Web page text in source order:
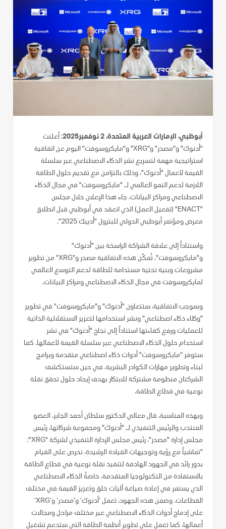
أبوظبي، الإمارات العربية المتحدة، 2 نوفمبر 2025: أعلنت
"أدنوك" و"مصدر" و"XRG" و"مايكروسوفت" اليوم عن اتفاقية
استراتيجية مهمة لتسريع نشر الذكاء الاصطناعي عبر سلسلة
القيمة لأعمال "أدنوك"، وذلك بالتزامن مع تقديم حلول الطاقة
اللازمة لدعم النمو العالمي لـ "مايكروسوفت" في مجال الذكاء
الاصطناعي ومراكز البيانات. جاء هذا الإعلان خلال مجلس
"ENACT" (تفعيل العمل) الذي انعقد في أبوظبي قبل انطلاق
معرض ومؤتمر أبوظبي الدولي للبترول "أديبك 2025".
واستناداً إلى علاقة الشراكة الراسخة بين "أدنوك"
و"مايكروسوفت"، تُمكّن هذه الاتفاقية مصدر و"XRG" من تطوير
مشروعات وبنية تحتية مستدامة للطاقة لدعم التوسع العالمي
لمايكروسوفت في مجال الذكاء الاصطناعي ومراكز البيانات.
وبموجب الاتفاقية، ستتعاون "أدنوك" و"مايكروسوفت" في تطوير
"وكلاء ذكاء اصطناعي" ونشر استخدامها لتعزيز الاستقلالية الذاتية
للعمليات ورفع كفاءتها استناداً إلى نجاح "أدنوك" في نشر
استخدام حلول الذكاء الاصطناعي عبر سلسلة القيمة لأعمالها. كما
ستوفر "مايكروسوفت" أدوات ذكاء اصطناعي متقدمة وبرامج
لبناء وتطوير مهارات الكوادر البشرية، في حين ستستكشف
الشركتان منظومة مشتركة للابتكار بهدف إيجاد حلول تحقق نقلة
نوعية في قطاع الطاقة.
وبهذه المناسبة، قال معالي الدكتور سلطان أحمد الجابر، العضو
المنتدب والرئيس التنفيذي لـ "أدنوك" ومجموعة شركاتها، رئيس
مجلس إدارة "مصدر"، رئيس مجلس الإدارة التنفيذي لشركة "XRG":
"تماشياً مع رؤية وتوجيهات القيادة الرشيدة، نحرص على القيام
بدور رائد في الجهود الهادفة لتنفيذ نقلة نوعية في قطاع الطاقة
بالاستفادة من التكنولوجيا المتقدمة، خاصةً الذكاء الاصطناعي
الذي يستمر في إعادة صياغة آليات خلق وتعزيز القيمة في مختلف
القطاعات. وضمن هذه الجهود، تعمل ’أدنوك‘ و’مصدر‘ و’XRG‘
على إدماج أدوات الذكاء الاصطناعي عبر مختلف مراحل ومجالات
أعمالها، كما تعمل على تطوير أنظمة الطاقة التي ستدعم تشغيل